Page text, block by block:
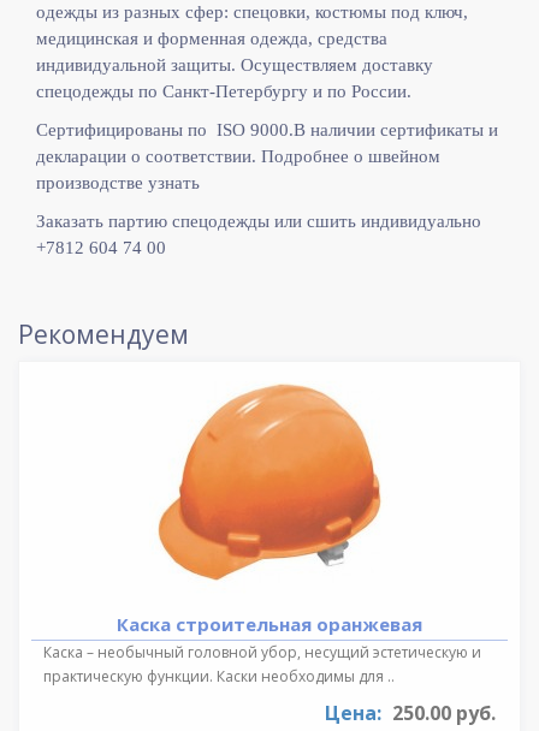
одежды из разных сфер: спецовки, костюмы под ключ,
медицинская и форменная одежда, средства
индивидуальной защиты. Осуществляем доставку
спецодежды по Санкт-Петербургу и по России.
Сертифицированы по ISO 9000.В наличии сертификаты и
декларации о соответствии. Подробнее о швейном
производстве узнать
Заказать партию спецодежды или сшить индивидуально
+7812 604 74 00
Рекомендуем
Каска строительная оранжевая
Каска – необычный головной убор, несущий эстетическую и
практическую функции. Каски необходимы для ..
Цена: 250.00 руб.